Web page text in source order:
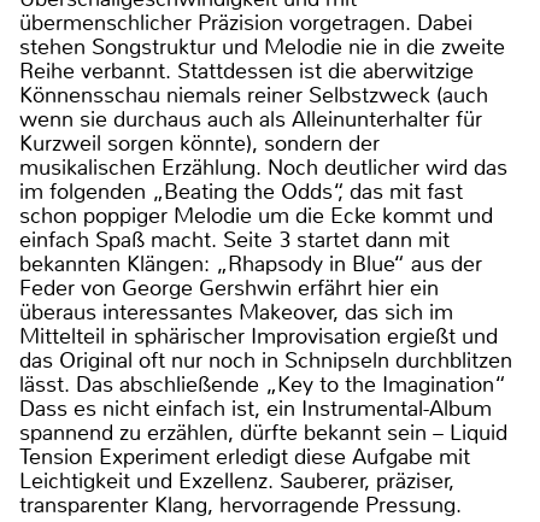
übermenschlicher Präzision vorgetragen. Dabei
stehen Songstruktur und Melodie nie in die zweite
Reihe verbannt. Stattdessen ist die aberwitzige
Könnensschau niemals reiner Selbstzweck (auch
wenn sie durchaus auch als Alleinunterhalter für
Kurzweil sorgen könnte), sondern der
musikalischen Erzählung. Noch deutlicher wird das
im folgenden „Beating the Odds“, das mit fast
schon poppiger Melodie um die Ecke kommt und
einfach Spaß macht. Seite 3 startet dann mit
bekannten Klängen: „Rhapsody in Blue“ aus der
Feder von George Gershwin erfährt hier ein
überaus interessantes Makeover, das sich im
Mittelteil in sphärischer Improvisation ergießt und
das Original oft nur noch in Schnipseln durchblitzen
lässt. Das abschließende „Key to the Imagination“
Dass es nicht einfach ist, ein Instrumental-Album
spannend zu erzählen, dürfte bekannt sein – Liquid
Tension Experiment erledigt diese Aufgabe mit
Leichtigkeit und Exzellenz. Sauberer, präziser,
transparenter Klang, hervorragende Pressung.